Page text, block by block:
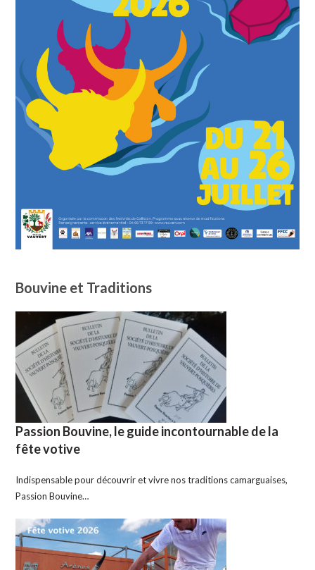
Bouvine et Traditions
Passion Bouvine, le guide incontournable de la
fête votive
Indispensable pour découvrir et vivre nos traditions camarguaises,
Passion Bouvine…